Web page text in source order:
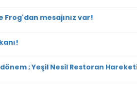
Frog'dan mesajınız var!
; Yeşil Nesil Restoran